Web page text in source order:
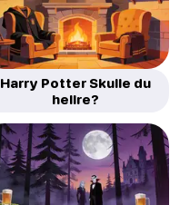
Harry Potter Skulle du
hellre?